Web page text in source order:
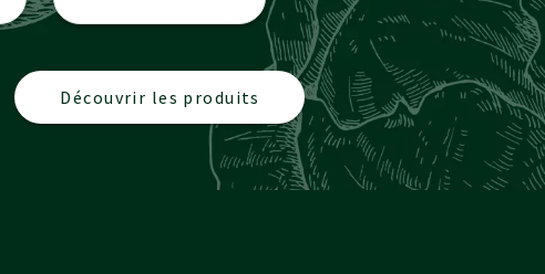
Découvrir les produits